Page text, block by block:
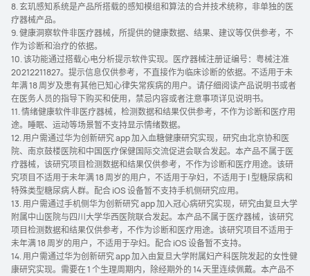
8. 玄玑感知系统是产品所搭载的感知模组和算法的合并技术统称，非单独的医
疗器械产品。
9. 健康洞察软件非医疗器械，所提供的健康数据、结果、建议等仅供参考，不
作为诊断和治疗的依据⁠。
10. 该功能通过搭载心电分析提示软件实现。医疗器械注册证编号：粤械注准
20212211827。提示信息仅供参考，不直接作为临床诊断的依据。不适用于未
年满 18 周岁及患有其他已知心律失常疾病的用户。请仔细阅读产品说明书或者
在医务人员的指导下购买和使用，禁忌内容或者注意事项详见说明书。
11. 情绪健康软件非医疗器械，检测数据和结果仅供参考，不作为诊断和医疗用
途。睡眠、运动等场景暂不支持显示情绪数⁠据⁠。
12. 用户需通过华为创新研究 app 加入血糖健康研究实现，研究由北京协和医
院、南京鼓楼医院和中国医疗保健国际交流促进会联合发起。本产品不属于医
疗器械，该研究项目检测数据和结果仅供参考，不作为诊断和医疗用途。该研
究项目不适用于未年满 18 周岁的用户，不适用于孕妇，不适用于 I 型糖尿病和
特殊类型糖尿病人群。配合 iOS 设备暂不支持手机侧研究应⁠用。
13. 用户需通过手机侧华为创新研究 app 加入冠心病研究实现，研究由复旦大学
附属中山医院与四川大学华西医院联合发起。本产品不属于医疗器械，该研究
项目检测数据和结果仅供参考，不作为诊断和医疗用途。该研究项目不适用于
未年满 18 周岁的用户，不适用于孕妇。配合 iOS 设备暂不支持。
14. 用户需通过华为创新研究 app 加入由复旦大学附属妇产科医院发起的女性健
康研究实现。需要在 1 个生理周期内，除经期外的 14 天里连续佩戴。本产品不